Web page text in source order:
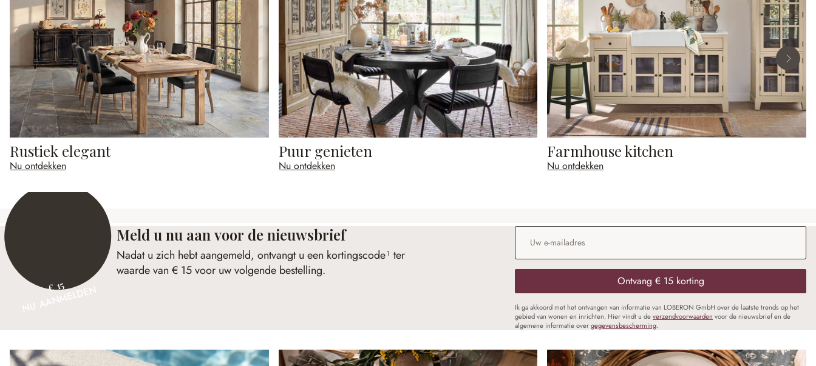
Rustiek elegant
Nu ontdekken
Puur genieten
Nu ontdekken
Farmhouse kitchen
Nu ontdekken
€ 15
NU AANMELDEN
Meld u nu aan voor de nieuwsbrief
Nadat u zich hebt aangemeld, ontvangt u een kortingscode¹ ter
waarde van € 15 voor uw volgende bestelling.
E-mailadres
Ontvang € 15 korting
Ik ga akkoord met het ontvangen van informatie van LOBERON GmbH over de laatste trends op het
gebied van wonen en inrichten. Hier vindt u deverzendvoorwaarden voor de nieuwsbrief en de
algemene informatie overgegevensbescherming.